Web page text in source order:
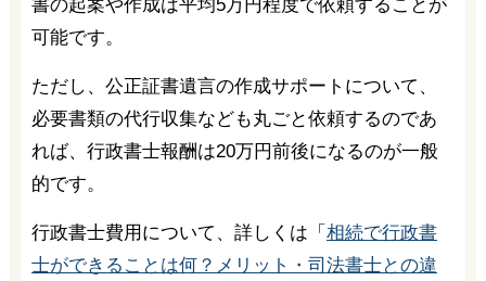
書の起案や作成は平均5万円程度で依頼することが
可能です。
ただし、公正証書遺言の作成サポートについて、
必要書類の代行収集なども丸ごと依頼するのであ
れば、行政書士報酬は20万円前後になるのが一般
的です。
行政書士費用について、詳しくは「 相続で行政書
士ができることは何？メリット・司法書士との違